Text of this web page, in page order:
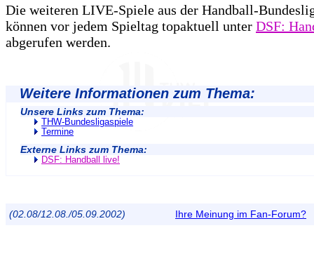
Die weiteren LIVE-Spiele aus der Handball-
können vor jedem Spieltag topaktuell unter DSF:
abgerufen werden.
Weitere Informationen zum Thema:
Unsere Links zum Thema:
THW-Bundesligaspiele
Termine
Externe Links zum Thema:
DSF: Handball live!
(02.08/12.08./05.09.2002) Ihre Meinung im Fan-Forum?